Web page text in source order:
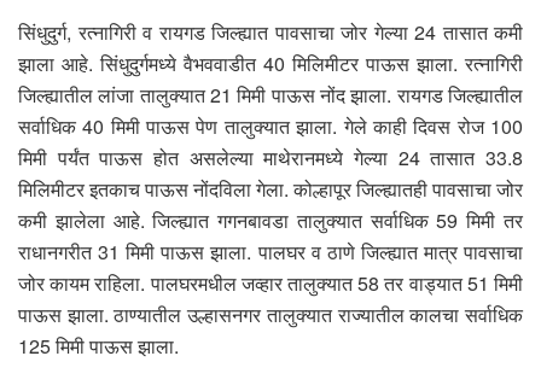
सिंधुदुर्ग, रत्नागिरी व रायगड जिल्ह्यात पावसाचा जोर गेल्या 24 तासात कमी
झाला आहे. सिंधुदुर्गमध्ये वैभववाडीत 40 मिलिमीटर पाऊस झाला. रत्नागिरी
जिल्ह्यातील लांजा तालुक्यात 21 मिमी पाऊस नोंद झाला. रायगड जिल्ह्यातील
सर्वाधिक 40 मिमी पाऊस पेण तालुक्यात झाला. गेले काही दिवस रोज 100
मिमी पर्यंत पाऊस होत असलेल्या माथेरानमध्ये गेल्या 24 तासात 33.8
मिलिमीटर इतकाच पाऊस नोंदविला गेला. कोल्हापूर जिल्ह्यातही पावसाचा जोर
कमी झालेला आहे. जिल्ह्यात गगनबावडा तालुक्यात सर्वाधिक 59 मिमी तर
राधानगरीत 31 मिमी पाऊस झाला. पालघर व ठाणे जिल्ह्यात मात्र पावसाचा
जोर कायम राहिला. पालघरमधील जव्हार तालुक्यात 58 तर वाड्यात 51 मिमी
पाऊस झाला. ठाण्यातील उल्हासनगर तालुक्यात राज्यातील कालचा सर्वाधिक
125 मिमी पाऊस झाला.